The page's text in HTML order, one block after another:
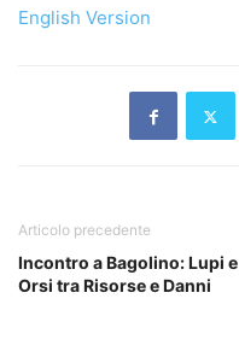
English Version
Articolo precedente
Incontro a Bagolino: Lupi e
Orsi tra Risorse e Danni